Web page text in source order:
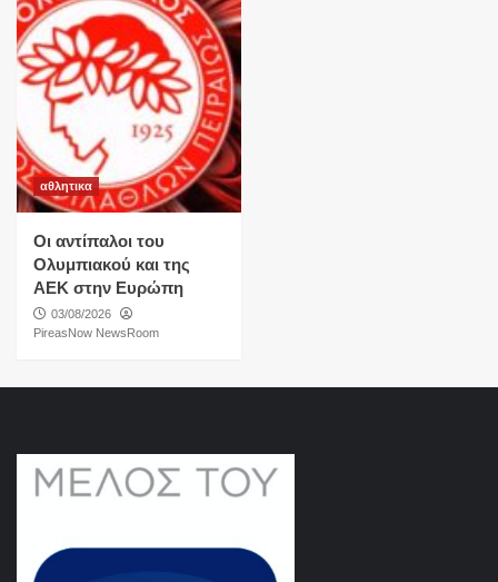
αθλητικα
Οι αντίπαλοι του
Ολυμπιακού και της
ΑΕΚ στην Ευρώπη
03/08/2026
PireasNow NewsRoom